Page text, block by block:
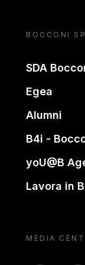
BOCCONI
SDA
Egea
Alumni
B4i -
yoU@B
Lavora in
MEDIA